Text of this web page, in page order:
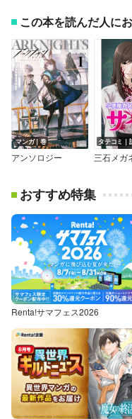
この本を読んだ人に
マンガ｜巻
アンソロジー
タテコミ｜
三石メガ
おすすめ特集
Renta!サマフェス2026